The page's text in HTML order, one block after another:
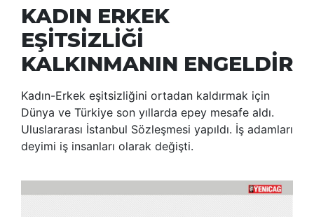
KADIN ERKEK
EŞİTSİZLİĞİ
KALKINMANIN ENGELDİR
Kadın-Erkek eşitsizliğini ortadan kaldırmak için
Dünya ve Türkiye son yıllarda epey mesafe aldı.
Uluslararası İstanbul Sözleşmesi yapıldı. İş adamları
deyimi iş insanları olarak değişti.